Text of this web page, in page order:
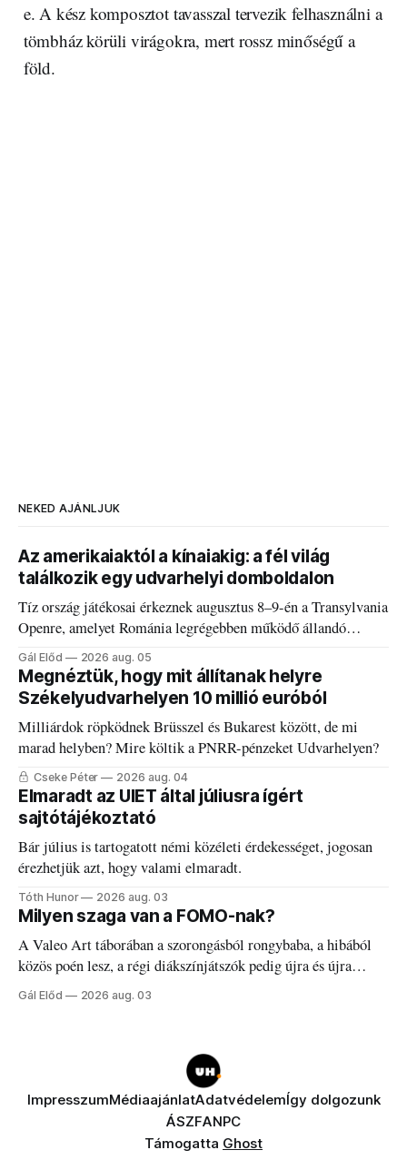
e. A kész komposztot tavasszal tervezik felhasználni a
tömbház körüli virágokra, mert rossz minőségű a
föld.
NEKED AJÁNLJUK
Az amerikaiaktól a kínaiakig: a fél világ
találkozik egy udvarhelyi domboldalon
Tíz ország játékosai érkeznek augusztus 8–9-én a Transylvania
Openre, amelyet Románia legrégebben működő állandó
discgolfpályáján rendeznek meg.
Gál Előd 2026 aug. 05
Megnéztük, hogy mit állítanak helyre
Székelyudvarhelyen 10 millió euróból
Milliárdok röpködnek Brüsszel és Bukarest között, de mi
marad helyben? Mire költik a PNRR-pénzeket Udvarhelyen?
Cseke Péter 2026 aug. 04
Elmaradt az UIET által júliusra ígért
sajtótájékoztató
Bár július is tartogatott némi közéleti érdekességet, jogosan
érezhetjük azt, hogy valami elmaradt.
Tóth Hunor 2026 aug. 03
Milyen szaga van a FOMO-nak?
A Valeo Art táborában a szorongásból rongybaba, a hibából
közös poén lesz, a régi diákszínjátszók pedig újra és újra
visszatalálnak egymáshoz.
Gál Előd 2026 aug. 03
ImpresszumMédiaajánlatAdatvédelemÍgy dolgozunk
ÁSZFANPC
Támogatta Ghost